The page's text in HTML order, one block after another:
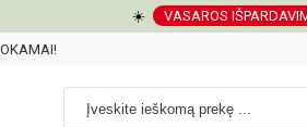
☀️ VASAROS